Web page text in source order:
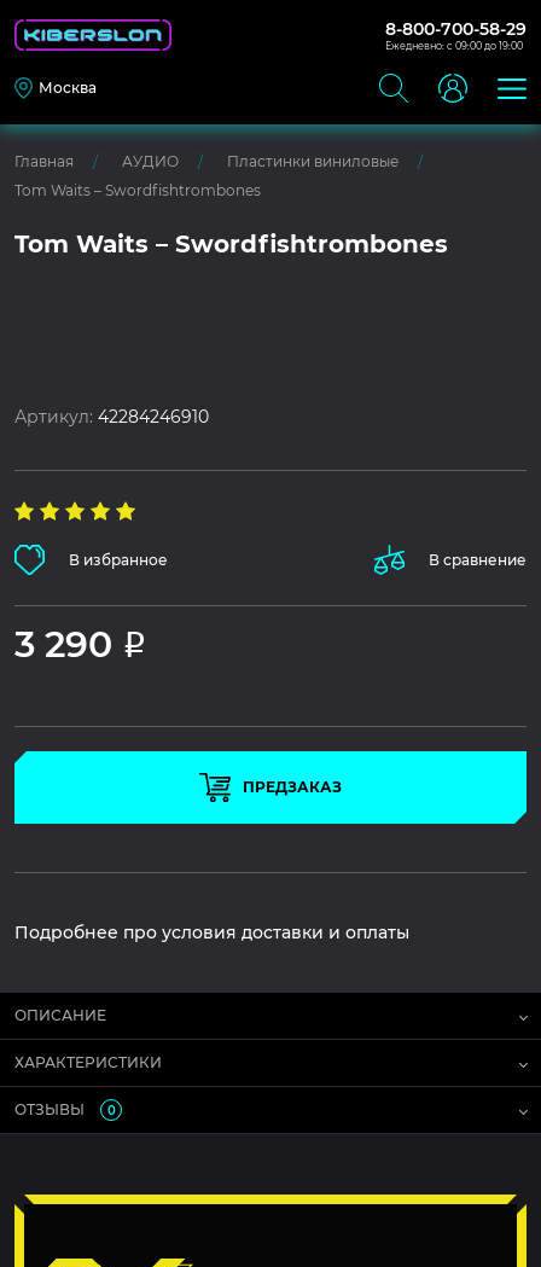
8-800-700-58-29
Ежедневно: с 09:00 до 19:00
Москва
Главная АУДИО
Пластинки виниловые
Tom Waits – Swordfishtrombones
Tom Waits – Swordfishtrombones
Артикул:42284246910
В избранное В сравнение
3 290 Р
ПРЕДЗАКАЗ
Подробнее про условия доставки и оплаты
ОПИСАНИЕ
ХАРАКТЕРИСТИКИ
ОТЗЫВЫ 0